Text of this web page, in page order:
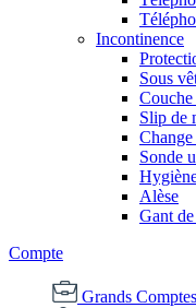
Incontinence
Sous
Slip de
Sonde
Alèse
Gant
Compte
Grands Comptes